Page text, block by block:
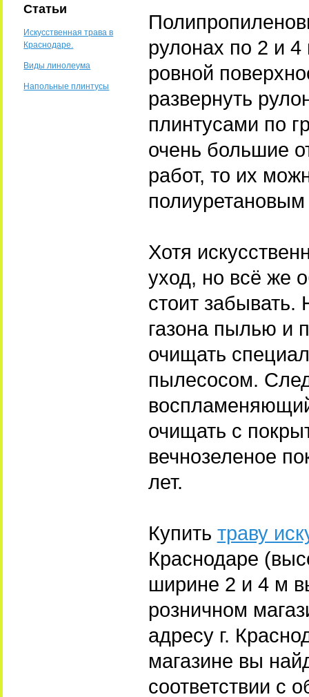
Статьи
Искусственная трава в
Краснодаре.
Виды линолеума
Напольные плинтусы
рулонах по 2 и 4
ровной
развернуть
плинтусами по
очень большие
работ, то их
Хотя
уход, но всё же
стоит
газона пылью и
очищать
пылесосом.
очищать с
вечнозеленое
лет.
Купить траву
Краснодаре
ширине 2 и 4 м
розничном
адресу г.
магазине вы
соответствии с